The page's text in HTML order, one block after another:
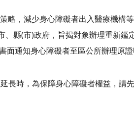
略，減少身心障礙者出入醫療機構
縣(市)政府，旨揭對象辦理重新鑑
面通知身心障礙者至區公所辦理原
長時，為保障身心障礙者權益，請